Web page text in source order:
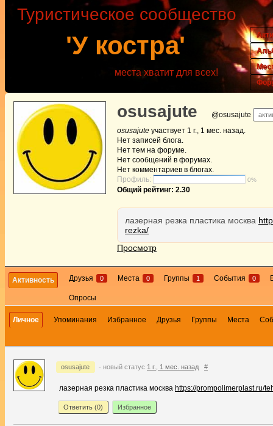
'У костра'
Туристическое сообщество
места хватит для всех!
osusajute @osusajute
osusajute участвует 1 г., 1 мес. назад.
Нет записей блога.
Нет тем на форуме.
Нет сообщений в форумах.
Нет комментариев в блогах.
Профиль:
0%
Общий рейтинг: 2.30
лазерная резка пластика москва
rezka/
Просмотр
Активность Друзья 0 Места 0 Группы 1 События 0
Опросы
Личное Упоминания Избранное Друзья Группы Места
osusajute - новый статус 1 г., 1 мес. назад #
лазерная резка пластика москва https://prompolimerplast.ru/
Ответить (0) Избранное